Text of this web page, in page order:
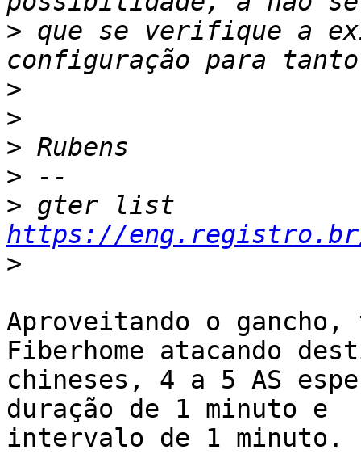
> que se verifique a
>
>
>
>
>
https://
>
Aproveitando o gancho,
Fiberhome atacando
chineses, 4 a 5 AS
duração de 1 minuto e
intervalo de 1 minuto.